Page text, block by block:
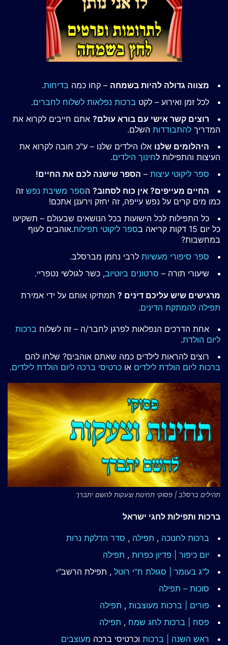
מצווה גדולה להיות בשמחה – קחו כמה בדיחות.
לכל זמן ואירוע – לקט ברכות נפלאות לשלוח לחברים.
רוצים קשר אישי עם בורא עולם? אתם חייבים לקרוא את
המדריך להתבודדות השלם.
היהלומים שלנו אלו הילדים שלנו – ע"כ חובה לקרוא את
העיצות והתפילות לחינוך הילדים.
ספר ליקוטי עיצות – הספר שישנה לכם את החיים!
החיים מעייפים? אין כוח לסחוב? הספר משיבת נפש זה
כמו מים קרים על נפש עייפה, זה יחזק וירענן אתכם!
כל התפילות לכל הישועות בכל הנושאים שבעולם – תשקיעו
כל יום 15 דקות קריאה ב
ספר ליקוטי תפילות.אוהבים לעוף
במחשבות?
ספר סיפורי מעשיות לרבי נחמן מברסלב.
שיעורי תורה – סרטונים ביוטיוב, כשר לגולשי נטפריי.
מרגישים שיש עליכם דינים ? תמתיקו אותם על ידי אמירת
תפילה להמתקת הדינים.
אחת הדרכים הנפלאות לפרגן לחבר/ה – זה לשלוח ברכות
ליום הולדת.
רוצים להראות לילדים כמה שאתם אוהבים? שלחו להם
ברכות ליום הולדת לילדים או כרטיסי ברכה ליום הולדת לילדים.
תהילים ברסלב | פסוקי תחינות וצעקות להשם יתברך
ברכות ותפילות לחגי ישראל
ברכות לחנוכה , תפילה , סדר הדלקת נרות
יום כיפור | פדיון כפרות , תפילה
ל"ג בעומר | סגולת ח"י רוטל , תפילת הרשב"י
סוכות – תפילה
פורים | ברכות מעוצבות , תפילה
פסח | ברכות לחג שמח , תפילה
ראש השנה | ברכות וכרטיסי ברכה מעוצבים